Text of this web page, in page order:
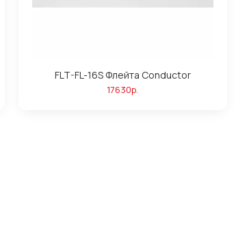
FLT-FL-16S Флейта Conductor
17630р.